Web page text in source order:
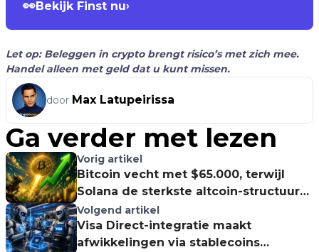
👀Bekijk Finst nu›
Let op: Beleggen in crypto brengt risico’s met zich mee.
Handel alleen met geld dat u kunt missen.
door Max Latupeirissa
Ga verder met lezen
Vorig artikel
Bitcoin vecht met $65.000, terwijl
Solana de sterkste altcoin-structuur
toont
Volgend artikel
Visa Direct-integratie maakt
afwikkelingen via stablecoins